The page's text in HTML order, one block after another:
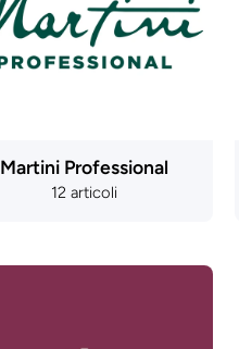
Martini Professional
12 articoli